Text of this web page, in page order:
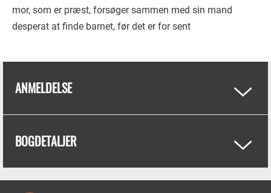
mor, som er præst, forsøger sammen med sin mand
desperat at finde barnet, før det er for sent
ANMELDELSE
BOGDETALJER